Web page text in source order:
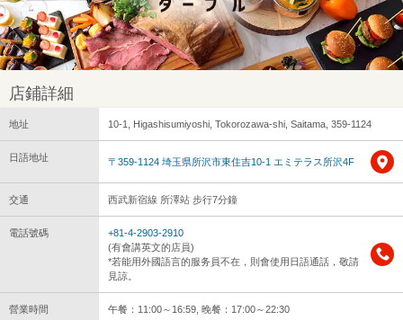
店鋪詳細
地址 10-1, Higashisumiyoshi, Tokorozawa-shi, Saitama, 359-1124
日語地址 〒359-1124 埼玉県所沢市東住吉10-1 エミテラス所沢4F
交通 西武新宿線 所澤站 步行7分鐘
電話號碼
+81-4-2903-2910
(有會講英文的店員)
*若能用外國語言的服务員不在，則會使用日語通話，敬請
見諒。
營業時間 午餐：11:00～16:59, 晚餐：17:00～22:30